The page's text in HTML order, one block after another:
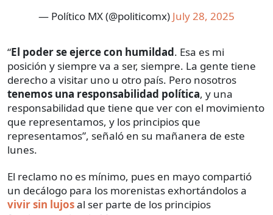
— Político MX (@politicomx) July 28, 2025
“El poder se ejerce con humildad. Esa es mi
posición y siempre va a ser, siempre. La gente tiene
derecho a visitar uno u otro país. Pero nosotros
tenemos una responsabilidad política, y una
responsabilidad que tiene que ver con el movimiento
que representamos, y los principios que
representamos”, señaló en su mañanera de este
lunes.
El reclamo no es mínimo, pues en mayo compartió
un decálogo para los morenistas exhortándolos a
vivir sin lujosal ser parte de los principios